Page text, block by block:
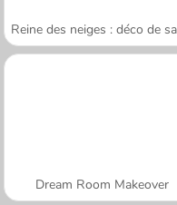
Dream Room Makeover